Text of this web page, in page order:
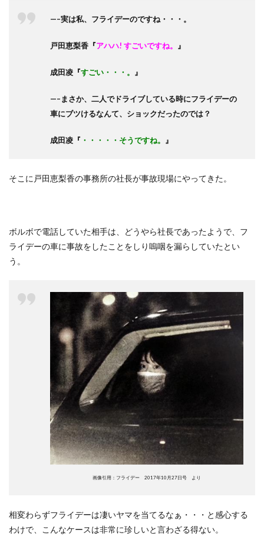
—–実は私、フライデーのですね・・・。
戸田恵梨香『アハハ! すごいですね。 』
成田凌『すごい・・・。 』
—–まさか、二人でドライブしている時にフライデーの
車にブツけるなんて、ショックだったのでは？
成田凌『 ・・・・・そうですね。 』
そこに戸田恵梨香の事務所の社長が事故現場にやってきた。
ボルボで電話していた相手は、どうやら社長であったようで、フ
ライデーの車に事故をしたことをしり嗚咽を漏らしていたとい
う。
画像引用：フライデー 2017年10月27日号 より
相変わらずフライデーは凄いヤマを当てるなぁ・・・と感心する
わけで、こんなケースは非常に珍しいと言わざる得ない。